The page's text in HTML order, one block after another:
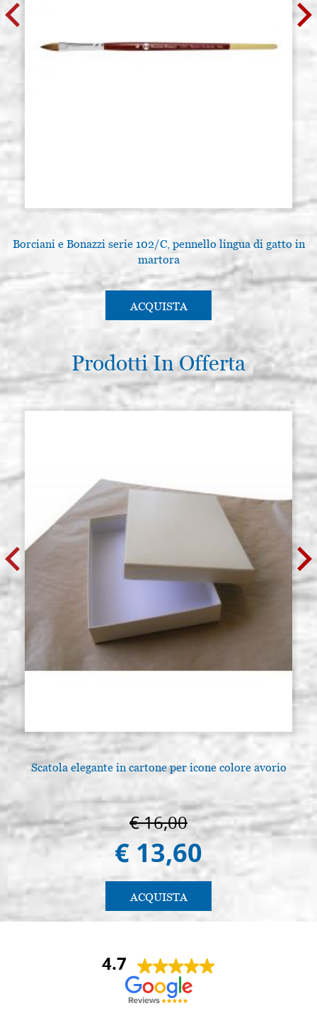
Borciani e Bonazzi serie 102/C, pennello lingua di gatto in
martora
ACQUISTA
Prodotti In Offerta
Scatola elegante in cartone per icone colore avorio
€ 16,00
€ 13,60
ACQUISTA
4.7